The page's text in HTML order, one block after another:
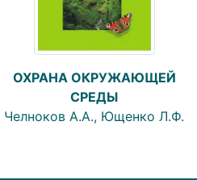
ОХРАНА ОКРУЖАЮЩЕЙ
СРЕДЫ
Челноков А.А., Ющенко Л.Ф.